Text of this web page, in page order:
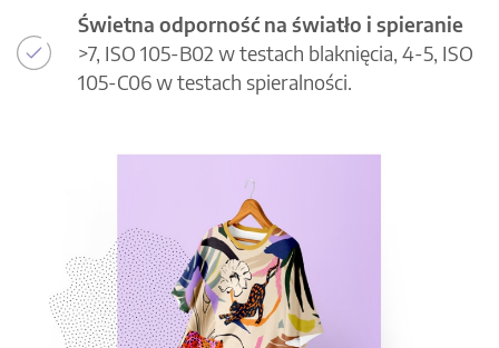
Świetna odporność na światło i spieranie
>7, ISO 105-B02 w testach blaknięcia, 4-5, ISO
105-C06 w testach spieralności.